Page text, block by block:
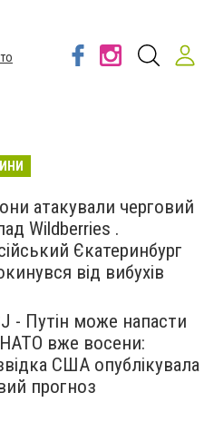
атакували черговий
Wildberries .
Єкатеринбург
від вибухів
- Путін може напасти
вже восени:
США опублікувала
прогноз